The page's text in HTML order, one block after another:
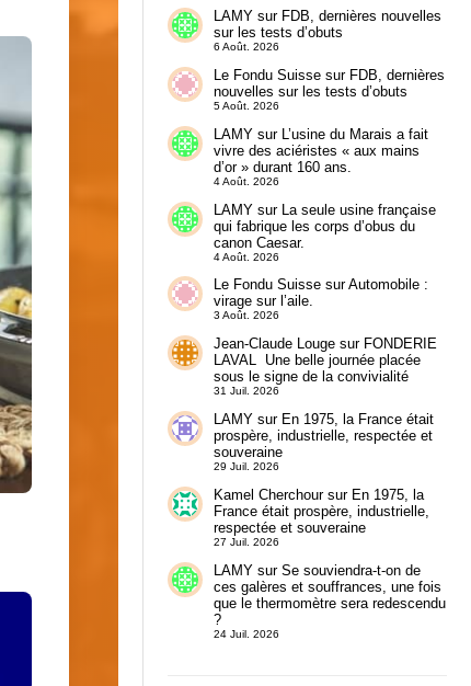
LAMYsur FDB, dernières nouvelles
sur les tests d’obuts
6 Août. 2026
Le Fondu Suissesur FDB, dernières
nouvelles sur les tests d’obuts
5 Août. 2026
LAMYsur L’usine du Marais a fait
vivre des aciéristes « aux mains
d’or » durant 160 ans.
4 Août. 2026
LAMYsur La seule usine française
qui fabrique les corps d’obus du
canon Caesar.
4 Août. 2026
Le Fondu SuissesurAutomobile :
virage sur l’aile.
3 Août. 2026
Jean-Claude Lougesur FONDERIE
LAVAL Une belle journée placée
sous le signe de la convivialité
31 Juil. 2026
LAMYsur En 1975, la France était
prospère, industrielle, respectée et
souveraine
29 Juil. 2026
Kamel Cherchoursur En 1975, la
France était prospère, industrielle,
respectée et souveraine
27 Juil. 2026
LAMYsur Se souviendra-t-on de
ces galères et souffrances, une fois
que le thermomètre sera redescendu
?
24 Juil. 2026